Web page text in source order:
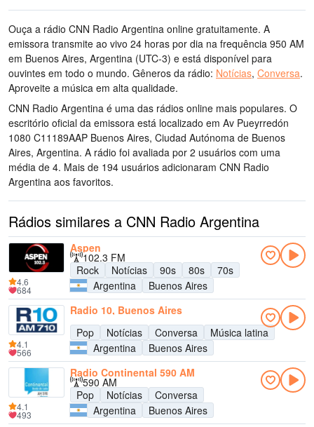
Ouça a rádio CNN Radio Argentina online gratuitamente. A
emissora transmite ao vivo 24 horas por dia na frequência 950 AM
em Buenos Aires, Argentina (UTC-3) e está disponível para
ouvintes em todo o mundo. Gêneros da rádio: Notícias, Conversa.
Aproveite a música em alta qualidade.
CNN Radio Argentina é uma das rádios online mais populares. O
escritório oficial da emissora está localizado em Av Pueyrredón
1080 C11189AAP Buenos Aires, Ciudad Autónoma de Buenos
Aires, Argentina. A rádio foi avaliada por 2 usuários com uma
média de 4. Mais de 194 usuários adicionaram CNN Radio
Argentina aos favoritos.
Rádios similares a CNN Radio Argentina
Aspen
102.3 FM
Rock
Notícias 90s 80s
70s
Argentina
Buenos Aires
4.6
684
Radio 10, Buenos Aires
Pop
Notícias Conversa
Música latina
Argentina
Buenos Aires
4.1
566
Radio Continental 590 AM
590 AM
Pop
Notícias
Conversa
Argentina
Buenos Aires
4.1
493